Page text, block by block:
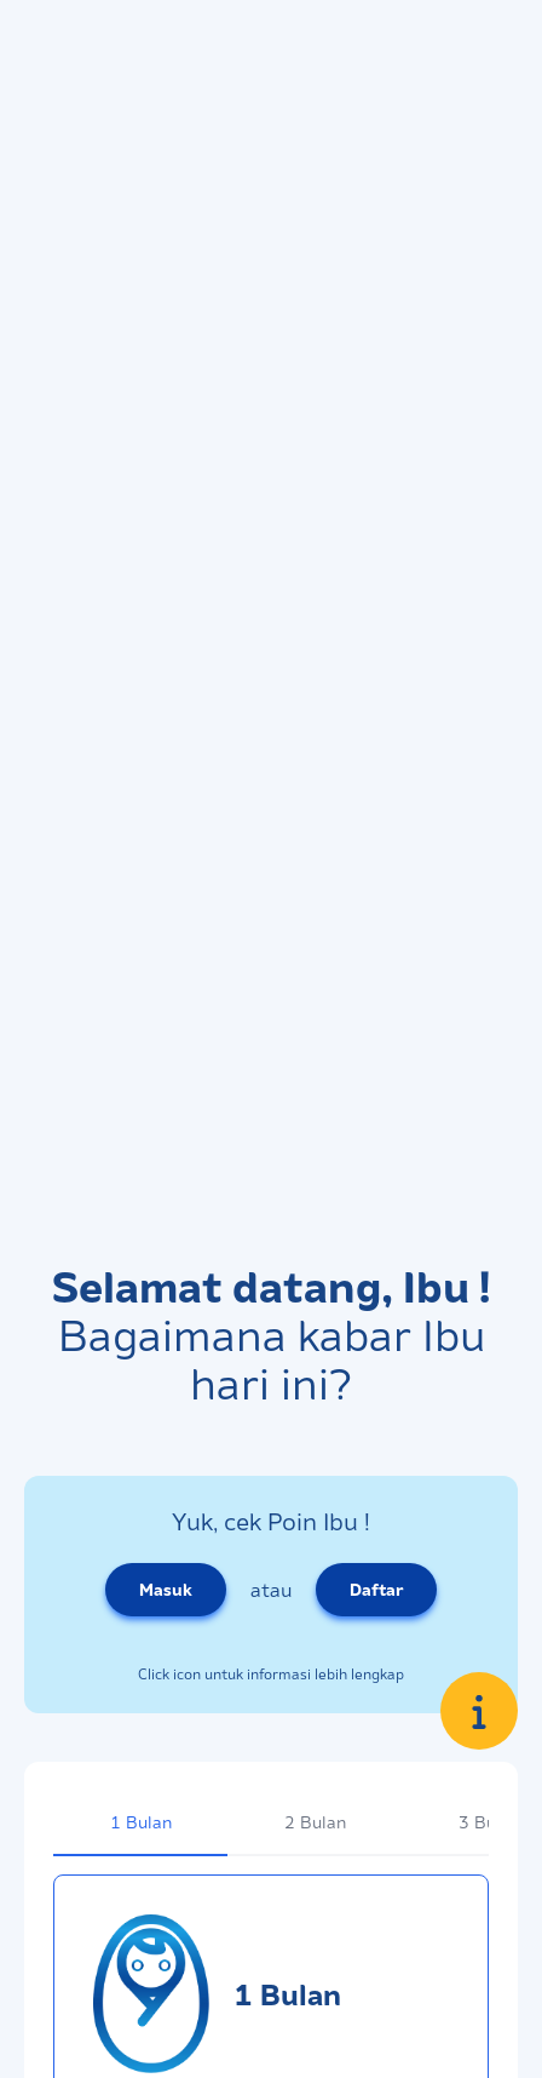
Selamat datang, Ibu !
Bagaimana kabar Ibu
hari ini?
Yuk, cek Poin Ibu !
Masuk atau Daftar
Click icon untuk informasi lebih lengkap
1 Bulan 2 Bulan 3 Bulan
1 Bulan